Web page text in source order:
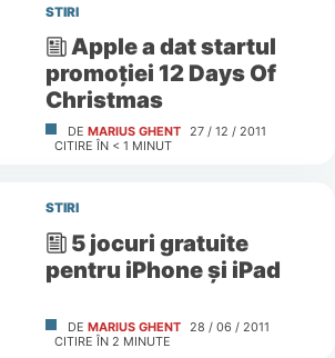
STIRI
Apple a dat startul
promoţiei 12 Days Of
Christmas
DE MARIUS GHENT
27 / 12 / 2011
CITIRE ÎN < 1 MINUT
STIRI
5 jocuri gratuite
pentru iPhone şi iPad
DE MARIUS GHENT 28 / 06 / 2011
CITIRE ÎN 2 MINUTE